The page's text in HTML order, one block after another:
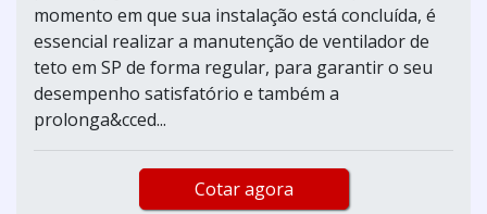
momento em que sua instalação está concluída, é
essencial realizar a manutenção de ventilador de
teto em SP de forma regular, para garantir o seu
desempenho satisfatório e também a
prolonga&cced...
Cotar agora